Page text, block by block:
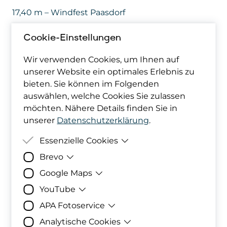
17,40 m – Windfest Paasdorf
Kinder
13,45 m – Windfest Spannberg IV Eröffnung
Preise
Die Preise werden zur Verfügung gestellt von
ENERCON.
Tagespreise
Cookie-Einstellungen
Wir verwenden Cookies, um Ihnen auf
unserer Website ein optimales Erlebnis zu
bieten. Sie können im Folgenden
auswählen, welche Cookies Sie zulassen
möchten. Nähere Details finden Sie in
unserer Datenschutzerklärung.
Essenzielle Cookies
Zweck
berücksichtigt werden können,
werden diese in den Cookies
abgelegt.
Daten
Akzeptierte bzw. abgelehnte
Brevo
Zweck
Bereitstellung der eingebundenen
Daten
Personenbezogene Daten
Gesetzt
Sendinblue GmbH
Google Maps
Zweck
Darstellung des
Unternehmensstandorts sowie der
Kartendiestes von Google
YouTube
Zweck
Diese Datenverarbeitung wird von
YouTube durchgeführt, um die
APA Fotoservice
Zweck
Darstellung der Bildergalerie durch APA
Analytische Cookies